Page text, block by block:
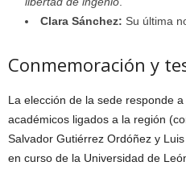
Clara Sánchez: Su última
Conmemoración y
La elección de la sede responde
académicos ligados a la región
Salvador Gutiérrez Ordóñez y
en curso de la Universidad de